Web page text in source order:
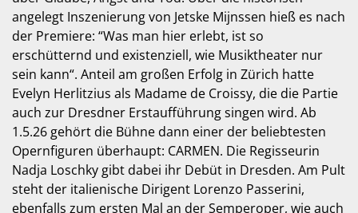
angelegt Inszenierung von Jetske Mijnssen hieß es nach
der Premiere: “Was man hier erlebt, ist so
erschütternd und existenziell, wie Musiktheater nur
sein kann“. Anteil am großen Erfolg in Zürich hatte
Evelyn Herlitzius als Madame de Croissy, die die Partie
auch zur Dresdner Erstaufführung singen wird. Ab
1.5.26 gehört die Bühne dann einer der beliebtesten
Opernfiguren überhaupt: CARMEN. Die Regisseurin
Nadja Loschky gibt dabei ihr Debüt in Dresden. Am Pult
steht der italienische Dirigent Lorenzo Passerini,
ebenfalls zum ersten Mal an der Semperoper, wie auch